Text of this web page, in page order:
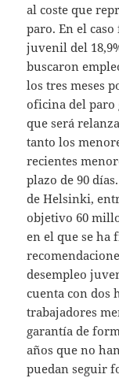
al coste que
paro. En el
juvenil del
buscaron
los tres meses
oficina del paro
que será
tanto los
recientes
plazo de 90
de Helsinki,
objetivo 60
en el que se ha
desempleo
cuenta con dos
trabajadores
garantía de
años que no
puedan seguir